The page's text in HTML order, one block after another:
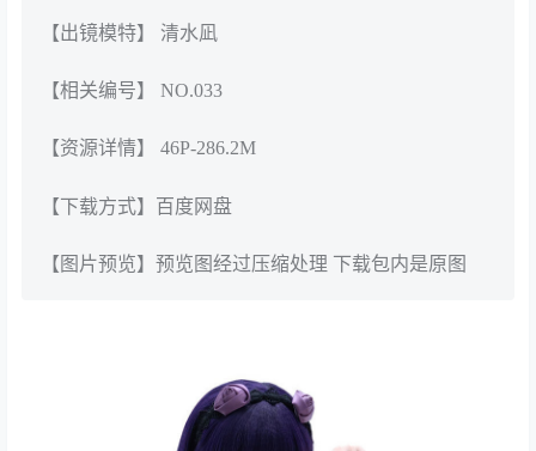
【出镜模特】 清水凪
【相关编号】 NO.033
【资源详情】 46P-286.2M
【下载方式】百度网盘
【图片预览】预览图经过压缩处理 下载包内是原图